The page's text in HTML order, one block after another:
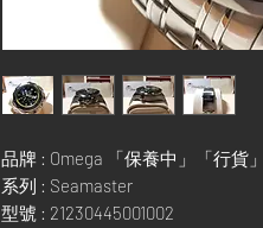
品牌 : Omega 「保養中」「行貨」
系列 : Seamaster
型號 : 21230445001002